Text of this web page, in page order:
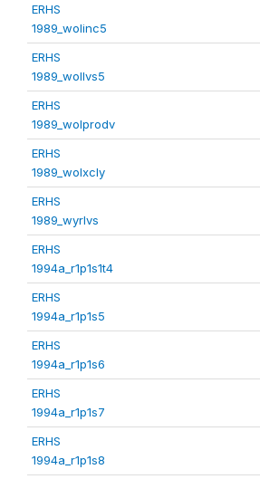
ERHS
1989_wolinc5
ERHS
1989_wollvs5
ERHS
1989_wolprodv
ERHS
1989_wolxcly
ERHS
1989_wyrlvs
ERHS
1994a_r1p1s1t4
ERHS
1994a_r1p1s5
ERHS
1994a_r1p1s6
ERHS
1994a_r1p1s7
ERHS
1994a_r1p1s8